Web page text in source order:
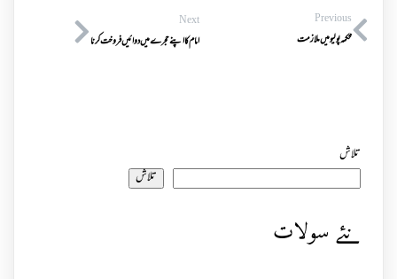
Previous
محکمہ پولیو میں ملازمت
Next
امام کا اپنے حجرے میں دوائیں فروخت کرنا
تلاش
تلاش
نئے سولات